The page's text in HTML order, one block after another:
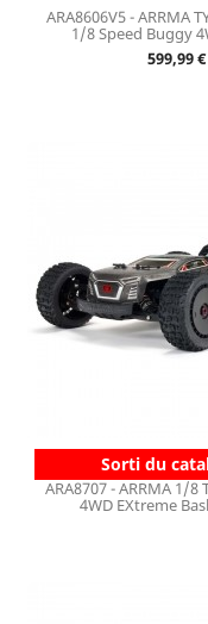
ARA8606V5 - ARRMA
1/8 Speed Buggy
Prix
599,99 €
Sorti du
ARA8707 - ARRMA 1/8
4WD EXtreme